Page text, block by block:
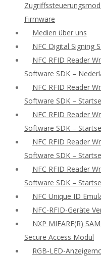
Firmware
Medien über uns
NFC Digital Signing
NFC RFID Reader
Software SDK –
NFC RFID Reader
Software SDK –
NFC RFID Reader
Software SDK –
NFC RFID Reader
Software SDK –
NFC RFID Reader
Software SDK –
NFC Unique ID
NFC-RFID-Geräte
NXP MIFARE(R)
Secure Access Modul
RGB-LED-